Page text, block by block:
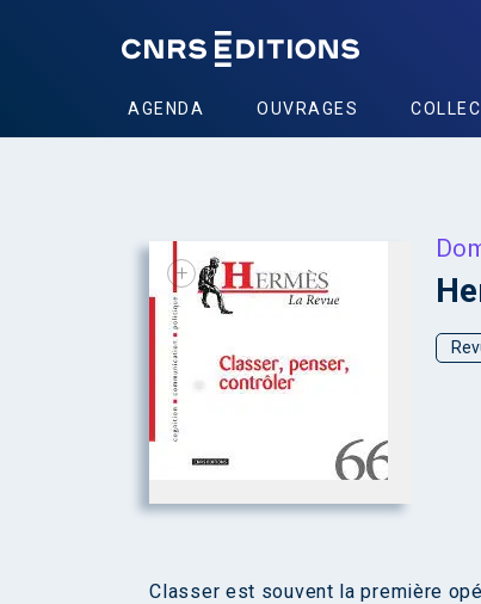
AGENDA OUVRAGES
+
Classer est souvent la première